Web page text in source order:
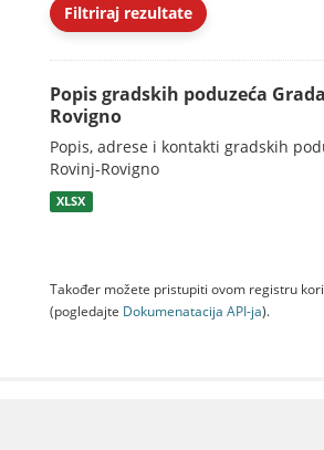
Filtriraj rezultate
Popis gradskih poduzeća
Rovigno
Popis, adrese i kontakti gradskih
Rovinj-Rovigno
XLSX
Također možete pristupiti ovom registru
(pogledajte Dokumenаtаcijа API-jа).